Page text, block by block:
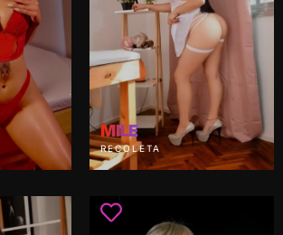
MILE
RECOLETA